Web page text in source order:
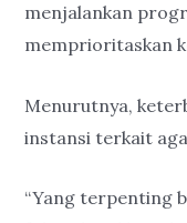
menjalankan
memprioritaskan
Menurutnya,
instansi terkait
“Yang terpenting